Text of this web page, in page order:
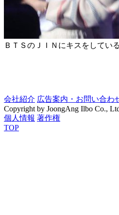
ＢＴＳのＪＩＮにキスをしてい
会社紹介 広告案内・お問い合わ
Copyright by JoongAng Ilbo Co.,
個人情報 著作権
TOP